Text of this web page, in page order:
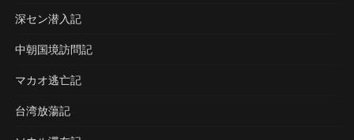
深セン潜入記
中朝国境訪問記
マカオ逃亡記
台湾放蕩記